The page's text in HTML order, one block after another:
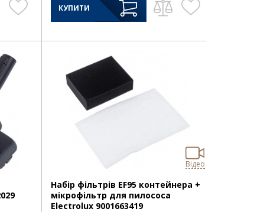
КУПИТИ
Набір фільтрів EF95 контейнера +
мікрофільтр для пилососа
Electrolux 9001663419
Відео